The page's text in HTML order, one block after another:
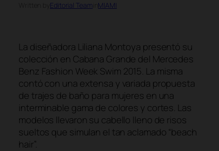
Editorial Team MIAMI
La diseñadora Liliana Montoya presentó su
colección en Cabana Grande del Mercedes
Benz Fashion Week Swim 2015. La misma
contó con una extensa y variada propuesta
de trajes de baño para mujeres en una
interminable gama de colores y cortes. Las
modelos llevaron su cabello lleno de risos
sueltos que simulan el tan aclamado “beach
hair”.